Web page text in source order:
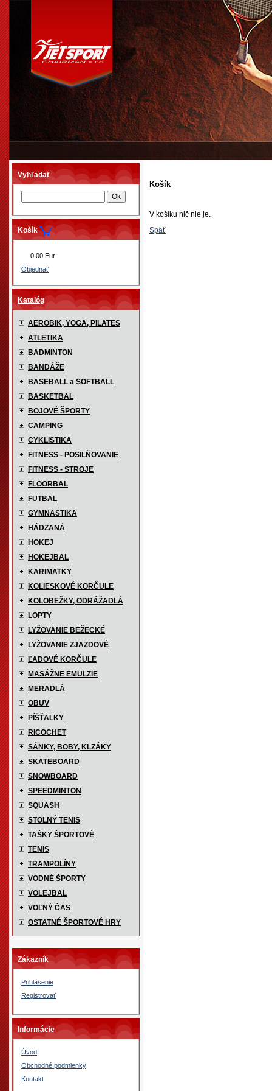
Vyhľadať
Košík
0.00 Eur
Objednať
Katalóg
AEROBIK, YOGA, PILATES
ATLETIKA
BADMINTON
BANDÁŽE
BASEBALL a SOFTBALL
BASKETBAL
BOJOVÉ ŠPORTY
CAMPING
CYKLISTIKA
FITNESS - POSILŇOVANIE
FITNESS - STROJE
FLOORBAL
FUTBAL
GYMNASTIKA
HÁDZANÁ
HOKEJ
HOKEJBAL
KARIMATKY
KOLIESKOVÉ KORČULE
KOLOBEŽKY, ODRÁŽADLÁ
LOPTY
LYŽOVANIE BEŽECKÉ
LYŽOVANIE ZJAZDOVÉ
ĽADOVÉ KORČULE
MASÁŽNE EMULZIE
MERADLÁ
OBUV
PÍŠŤALKY
RICOCHET
SÁNKY, BOBY, KLZÁKY
SKATEBOARD
SNOWBOARD
SPEEDMINTON
SQUASH
STOLNÝ TENIS
TAŠKY ŠPORTOVÉ
TENIS
TRAMPOLÍNY
VODNÉ ŠPORTY
VOLEJBAL
VOĽNÝ ČAS
OSTATNÉ ŠPORTOVÉ HRY
Zákazník
Prihlásenie
Registrovať
Informácie
Úvod
Obchodné podmienky
Kontakt
Košík
V košíku nič nie je.
Späť